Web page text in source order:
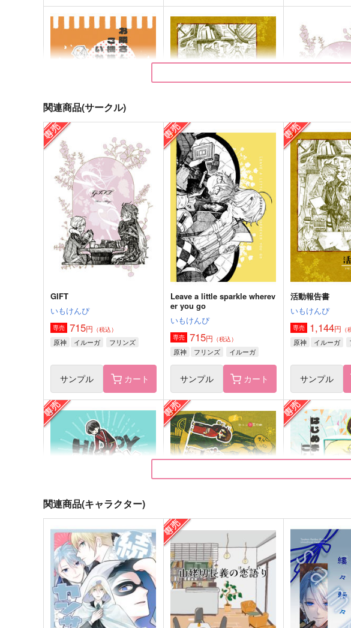
お隣さんご機嫌いかが
いもけんぴ
572円 （税込）
サンプル 作品詳細
活動報告書
いもけんぴ
1,144円（税込）
イルーガ
サンプル 作品詳細
GIFT
いもけんぴ
715円（税込）
イルーガ
サンプル
健全デート大作戦
小宮×経田
サンプル 作品詳細
星空と四角形
1,132
サンプル 作品詳細
小由留木-再録-
2,750
サンプル
関連商品(サークル)
GIFT
いもけんぴ
専売 715円 （税込）
原神 イルーガ フリンズ
サンプル カート
Leave a little sparkle wherev
er you go
いもけんぴ
専売 715円 （税込）
原神 フリンズ イルーガ
サンプル カート
活動報告書
いもけんぴ
専売 1,144円 （
原神 イルーガ
サンプル
HAPPY HAPPENING
いもけんぴ
専売 572円（税込）
刀剣乱舞
堀川国広
今日の兼定 夏
いもけんぴ
715 （税込）
刀剣乱舞
歌仙兼定
はじめましてこ
いもけんぴ
専売 572円（税込
刀剣乱舞
山伏国
関連商品(キャラクター)